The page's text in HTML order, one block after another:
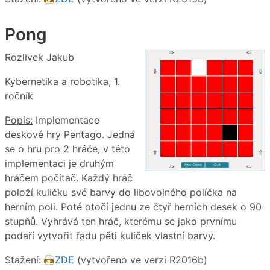
Pong
Rozlivek Jakub
Kybernetika a robotika, 1.
ročník
Popis: Implementace
deskové hry Pentago. Jedná
se o hru pro 2 hráče, v této
implementaci je druhým
hráčem počítač. Každý hráč
položí kuličku své barvy do libovolného políčka na
herním poli. Poté otočí jednu ze čtyř herních desek o 90
stupňů. Vyhrává ten hráč, kterému se jako prvnímu
podaří vytvořit řadu pěti kuliček vlastní barvy.
Stažení:
ZDE (vytvořeno ve verzi R2016b)